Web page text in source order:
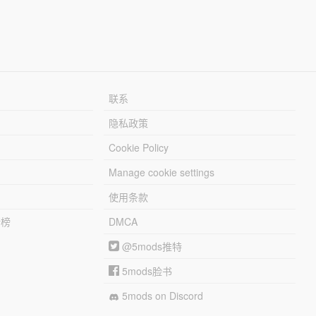
联系
隐私政策
Cookie Policy
Manage cookie settings
使用条款
DMCA
@5mods推特
5mods脸书
5mods on Discord